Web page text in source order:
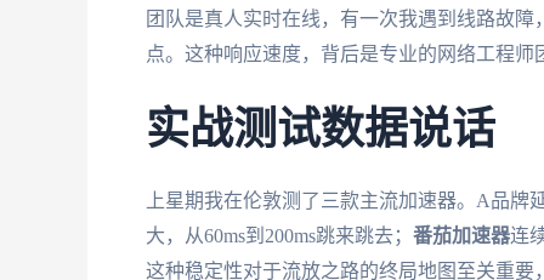
团队是真人实时在线，有一次我遇到线路故
点。这种响应速度，背后是专业的网络工程
实战测试数据说话
上星期我在伦敦测了三款主流加速器。A品牌
大，从60ms到200ms跳来跳去； 番茄加速器连
这种稳定性对于流放之路的终局地图至关重